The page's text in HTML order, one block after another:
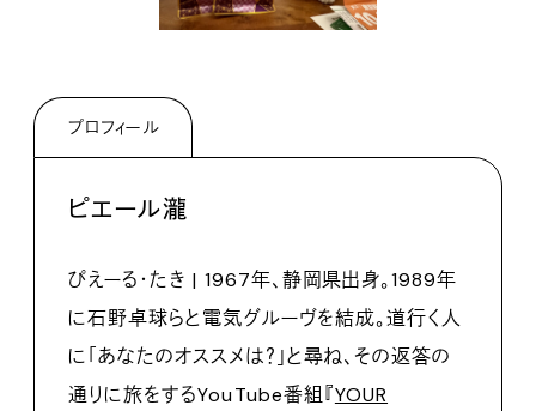
プロフィール
ピエール瀧
ぴえーる・たき | 1967年、静岡県出身。1989年
に石野卓球らと電気グルーヴを結成。道行く人
に「あなたのオススメは？」と尋ね、その返答の
通りに旅をするYouTube番組『YOUR